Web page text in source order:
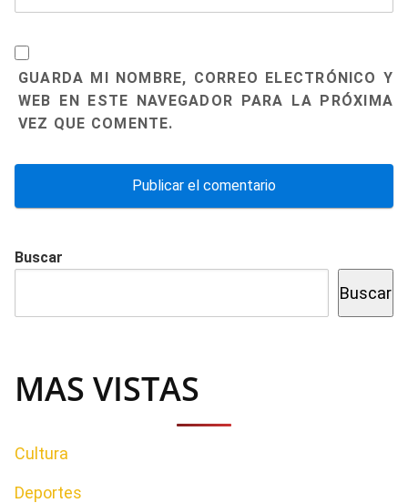
GUARDA MI NOMBRE, CORREO ELECTRÓNICO Y
WEB EN ESTE NAVEGADOR PARA LA PRÓXIMA
VEZ QUE COMENTE.
Buscar
Buscar
MAS VISTAS
Cultura
Deportes